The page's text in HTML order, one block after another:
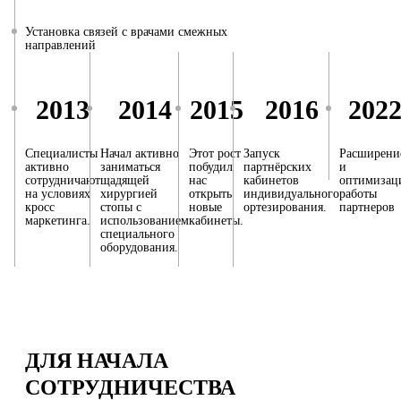
Установка связей с врачами смежных
направлений
2013
Специалисты
активно
сотрудничают
на условиях
кросс
маркетинга.
2014
Начал активно
заниматься
щадящей
хирургией
стопы с
использованием
специального
оборудования.
2015
Этот рост
побудил
нас
открыть
новые
кабинеты.
2016
Запуск
партнёрских
кабинетов
индивидуального
ортезирования.
2022
и
работы
партнеров
ДЛЯ НАЧАЛА
СОТРУДНИЧЕСТВА